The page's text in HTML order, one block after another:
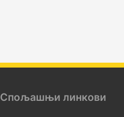
Спољашњи линкови